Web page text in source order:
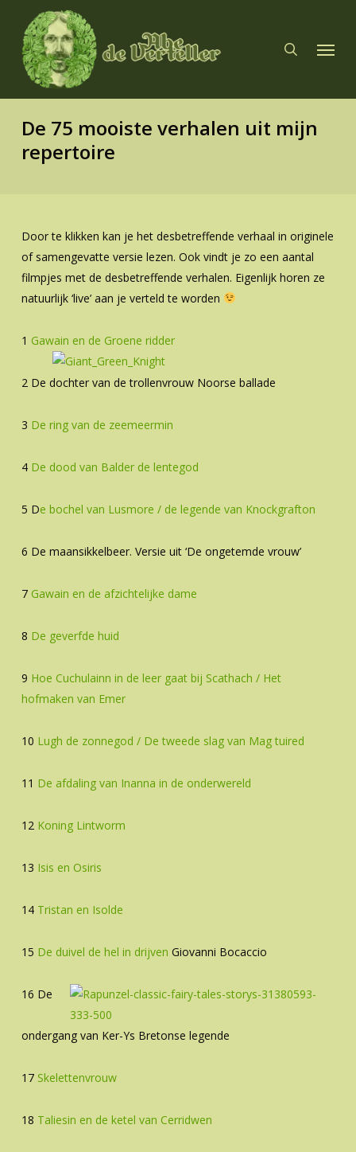
main
content
Menu
De 75 mooiste verhalen uit mijn
repertoire
Door te klikken kan je het desbetreffende verhaal in originele
of samengevatte versie lezen. Ook vindt je zo een aantal
filmpjes met de desbetreffende verhalen. Eigenlijk horen ze
natuurlijk ‘live’ aan je verteld te worden
1 Gawain en de Groene ridder
2 De dochter van de trollenvrouw Noorse ballade
3 De ring van de zeemeermin
4 De dood van Balder de lentegod
5 De bochel van Lusmore / de legende van Knockgrafton
6 De maansikkelbeer. Versie uit ‘De ongetemde vrouw’
7 Gawain en de afzichtelijke dame
8 De geverfde huid
9 Hoe Cuchulainn in de leer gaat bij Scathach / Het
hofmaken van Emer
10 Lugh de zonnegod / De tweede slag van Mag tuired
11 De afdaling van Inanna in de onderwereld
12 Koning Lintworm
13 Isis en Osiris
14 Tristan en Isolde
15 De duivel de hel in drijven Giovanni Bocaccio
16 De
ondergang van Ker-Ys Bretonse legende
17Skelettenvrouw
18 Taliesin en de ketel van Cerridwen